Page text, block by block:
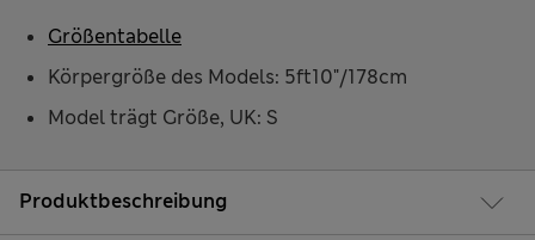
Produktbeschreibung
Körpergröße des Models: 5ft10"/178cm
Model trägt Größe, UK: S
Größentabelle